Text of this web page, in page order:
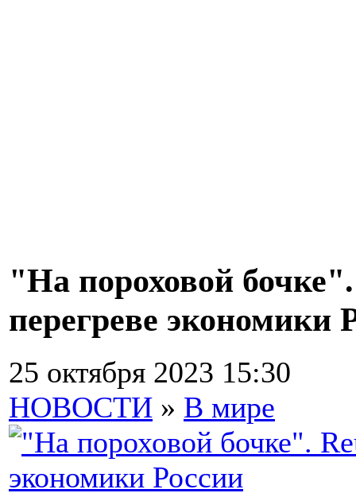
"На пороховой
перегреве экономики
25 октября 2023 15:30
НОВОСТИ » В мире